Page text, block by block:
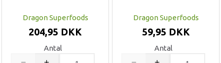
Dragon Superfoods
204,95 DKK
Antal
Dragon Superfoods
59,95 DKK
Antal